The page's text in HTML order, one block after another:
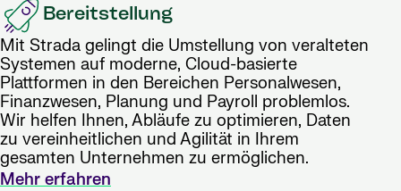
Bereitstellung
Mit Strada gelingt die Umstellung von veralteten
Systemen auf moderne, Cloud-basierte
Plattformen in den Bereichen Personalwesen,
Finanzwesen, Planung und Payroll problemlos.
Wir helfen Ihnen, Abläufe zu optimieren, Daten
zu vereinheitlichen und Agilität in Ihrem
gesamten Unternehmen zu ermöglichen.
Mehr erfahren